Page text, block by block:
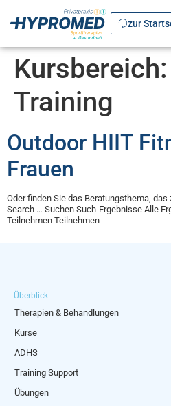
zur
Kursbereich:
Training
Outdoor HIIT
Frauen
Oder finden Sie das Beratungsthema,
Search … Suchen Such-Ergebnisse Alle
Teilnehmen Teilnehmen
Überblick
Therapien & Behandlungen
Kurse
ADHS
Training Support
Übungen